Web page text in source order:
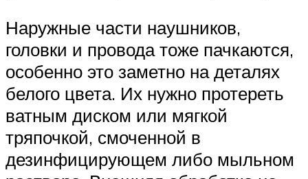
Наружные части наушников,
головки и провода тоже пачкаются,
особенно это заметно на деталях
белого цвета. Их нужно протереть
ватным диском или мягкой
тряпочкой, смоченной в
дезинфицирующем либо мыльном